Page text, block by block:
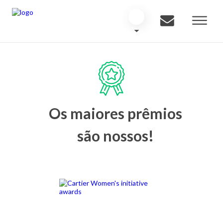
Os maiores prêmios
são nossos!